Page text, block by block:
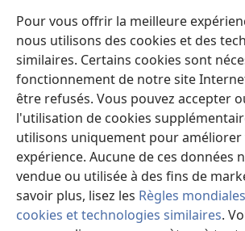
Pour vous offrir la meilleure
nous utilisons des cookies et des
similaires. Certains cookies sont
fonctionnement de notre site
être refusés. Vous pouvez accepter
l'utilisation de cookies
utilisons uniquement pour
expérience. Aucune de ces données
vendue ou utilisée à des fins de
savoir plus, lisez les Règles
cookies et technologies similaires.
Ga 5:19œuvres dec.se voient
CHAMEAU,Mt 19:24plus facile à c.
CHAMP,Mt 13:38Lec., c’est le
Jean 4:35 c.sont blancs pour la
1Co 3:9Vous êtes lec.que Dieu
CHANCE,Is 65:11le dieu de laC.
CHANGER , Ml 3:6je suis Jéhovah, je
CHANT,Né 12:46 c.de louange, de
Ps 98:1Chantez à Jéhovahc.
Ac 16:25Paul et Silas louaient
Col 3:16c.spirituels chantés